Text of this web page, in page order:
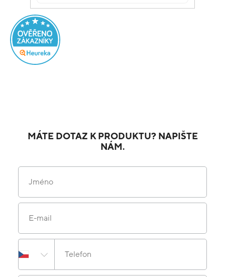
MÁTE DOTAZ K PRODUKTU? NAPIŠTE
NÁM.
Jméno
E-mail
Telefon